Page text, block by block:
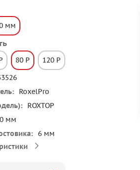
мм
80 P
120 P
RoxelPro
ROXTOP
мм
6 мм